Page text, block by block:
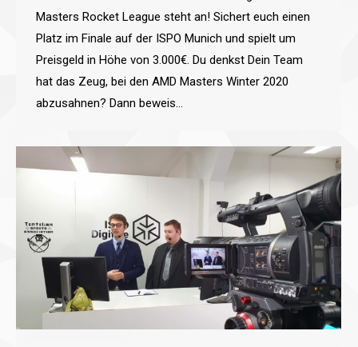
Masters Rocket League steht an! Sichert euch einen
Platz im Finale auf der ISPO Munich und spielt um
Preisgeld in Höhe von 3.000€. Du denkst Dein Team
hat das Zeug, bei den AMD Masters Winter 2020
abzusahnen? Dann beweis…